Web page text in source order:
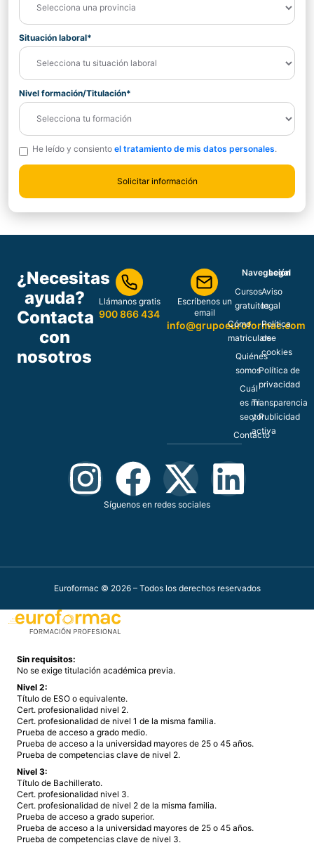
Situación laboral*
Nivel formación/Titulación*
He leído y consiento el tratamiento de mis datos personales.
¿Necesitas
ayuda?
Contacta
con
nosotros
Llámanos gratis
900 866 434
Escríbenos un
email
info@grupoeuroformac.com
Navegación
Cursos
gratuitos
Cómo
matricularse
Quiénes
somos
Cuál
es mi
sector
Contacto
Legal
Aviso
legal
Política
de
cookies
Política de
privacidad
Transparencia
y Publicidad
activa
Síguenos en redes sociales
Euroformac © 2026 – Todos los derechos reservados
Sin requisitos:
No se exige titulación académica previa.
Nivel 2:
Título de ESO o equivalente.
Cert. profesionalidad nivel 2.
Cert. profesionalidad de nivel 1 de la misma familia.
Prueba de acceso a grado medio.
Prueba de acceso a la universidad mayores de 25 o 45 años.
Prueba de competencias clave de nivel 2.
Nivel 3:
Título de Bachillerato.
Cert. profesionalidad nivel 3.
Cert. profesionalidad de nivel 2 de la misma familia.
Prueba de acceso a grado superior.
Prueba de acceso a la universidad mayores de 25 o 45 años.
Prueba de competencias clave de nivel 3.